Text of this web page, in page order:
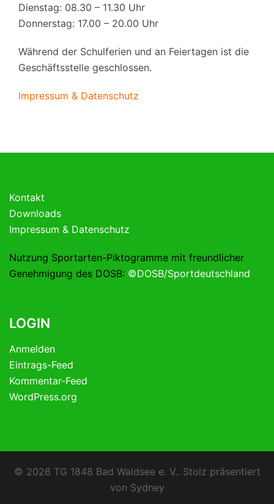
Dienstag: 08.30 – 11.30 Uhr
Donnerstag: 17.00 – 20.00 Uhr
Während der Schulferien und an Feiertagen ist die
Geschäftsstelle geschlossen.
Impressum & Datenschutz
Kontakt
Downloads
Impressum & Datenschutz
Nutzung Sportarten-Piktogramme mit freundlicher
Genehmigung des DOSB: ©DOSB/Sportdeutschland
LOGIN
Anmelden
Eintrags-Feed
Kommentar-Feed
WordPress.org
© 2026 TG 1848 Bad Waldsee e. V.. Stolz präsentiert
von Sydney